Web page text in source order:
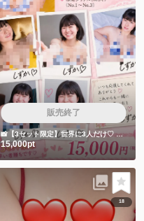
販売終了
📸【3セット限定】世界に3人だけ♡ しずか
15,000pt
18